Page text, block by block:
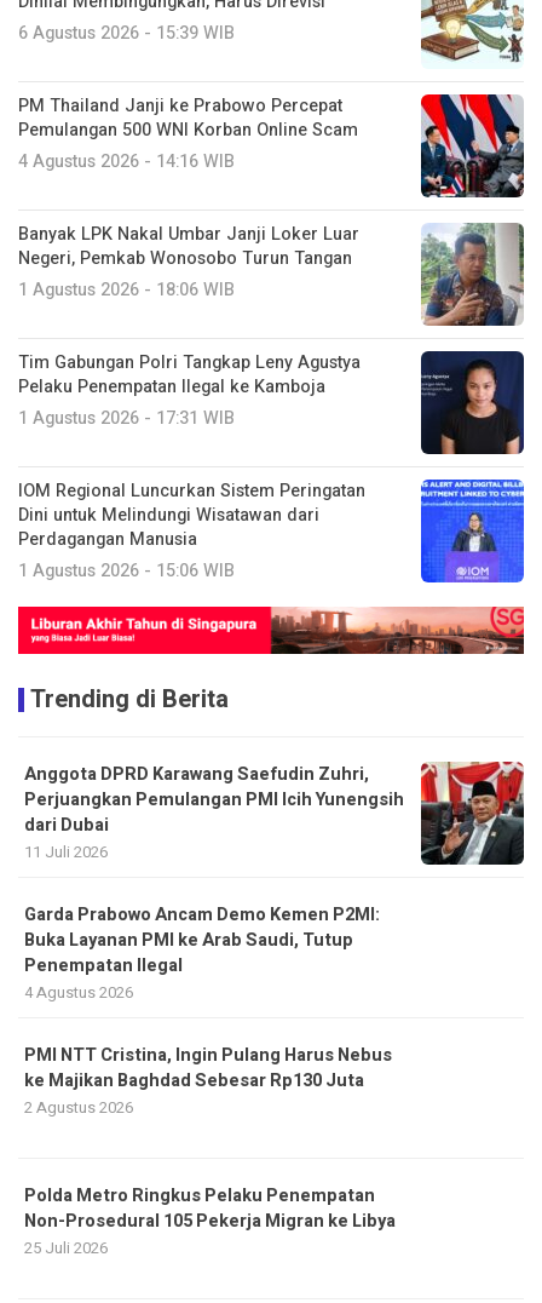
6 Agustus 2026 - 15:39 WIB
PM Thailand Janji ke Prabowo Percepat
Pemulangan 500 WNI Korban Online Scam
4 Agustus 2026 - 14:16 WIB
Banyak LPK Nakal Umbar Janji Loker Luar
Negeri, Pemkab Wonosobo Turun Tangan
1 Agustus 2026 - 18:06 WIB
Tim Gabungan Polri Tangkap Leny Agustya
Pelaku Penempatan Ilegal ke Kamboja
1 Agustus 2026 - 17:31 WIB
IOM Regional Luncurkan Sistem Peringatan
Dini untuk Melindungi Wisatawan dari
Perdagangan Manusia
1 Agustus 2026 - 15:06 WIB
Trending di Berita
Anggota DPRD Karawang Saefudin Zuhri,
Perjuangkan Pemulangan PMI Icih Yunengsih
dari Dubai
11 Juli 2026
Garda Prabowo Ancam Demo Kemen P2MI:
Buka Layanan PMI ke Arab Saudi, Tutup
Penempatan Ilegal
4 Agustus 2026
PMI NTT Cristina, Ingin Pulang Harus Nebus
ke Majikan Baghdad Sebesar Rp130 Juta
2 Agustus 2026
Polda Metro Ringkus Pelaku Penempatan
Non-Prosedural 105 Pekerja Migran ke Libya
25 Juli 2026